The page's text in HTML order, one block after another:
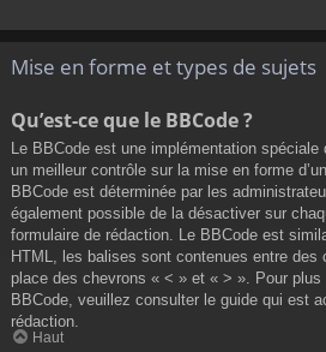
Mise en forme et types de sujets
Qu’est-ce que le BBCode ?
Le BBCode est une implémentation
un meilleur contrôle sur la mise en forme
BBCode est déterminée par les
également possible de la désactiver sur
formulaire de rédaction. Le BBCode est
HTML, les balises sont contenues entre
place des chevrons « < » et « > ». Pour plus
BBCode, veuillez consulter le guide qui est
rédaction.
Haut